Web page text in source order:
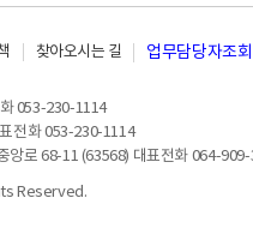
찾아오시는 길 업무담당자조회
053-230-1114
전화 053-230-1114
앙로 68-11 (63568) 대표전화 064-
Reserved.